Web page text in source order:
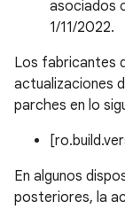
asociados
1/11/2022.
Los fabricantes
actualizaciones
parches en lo
En algunos
posteriores, la